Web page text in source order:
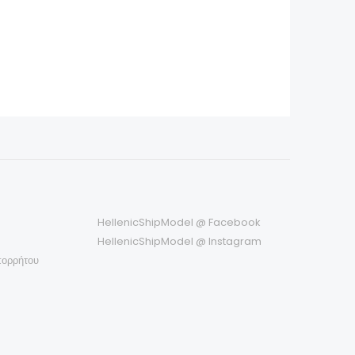
HellenicShipModel @ Facebook
HellenicShipModel @ Instagram